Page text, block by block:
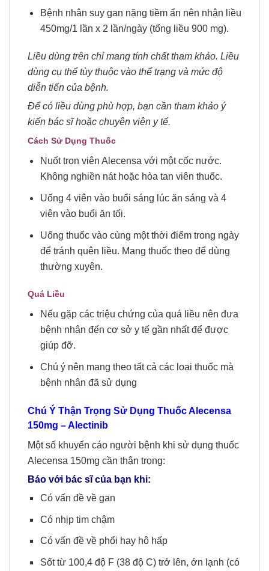
Bệnh nhân suy gan nặng tiềm ẩn nên nhận liều
450mg/1 lần x 2 lần/ngày (tổng liều 900 mg).
Liều dùng trên chỉ mang tính chất tham khảo. Liều
dùng cụ thể tùy thuộc vào thể trạng và mức độ
diễn tiến của bệnh.
Để có liều dùng phù hợp, bạn cần tham khảo ý
kiến bác sĩ hoặc chuyên viên y tế.
Cách Sử Dụng Thuốc
Nuốt trọn viên Alecensa với một cốc nước.
Không nghiền nát hoặc hòa tan viên thuốc.
Uống 4 viên vào buổi sáng lúc ăn sáng và 4
viên vào buổi ăn tối.
Uống thuốc vào cùng một thời điểm trong ngày
để tránh quên liều. Mang thuốc theo để dùng
thường xuyên.
Quá Liều
Nếu gặp các triệu chứng của quá liều nên đưa
bệnh nhân đến cơ sở y tế gần nhất để được
giúp đỡ.
Chú ý nên mang theo tất cả các loại thuốc mà
bệnh nhân đã sử dụng
Chú Ý Thận Trọng Sử Dụng ThuốcAlecensa
150mg – Alectinib
Một số khuyến cáo người bệnh khi sử dụng thuốc
Alecensa 150mg cần thận trọng:
Báo với bác sĩ của bạn khi:
Có vấn đề về gan
Có nhịp tim chậm
Có vấn đề về phổi hay hô hấp
Sốt từ 100,4 độ F (38 độ C) trở lên, ớn lạnh (có